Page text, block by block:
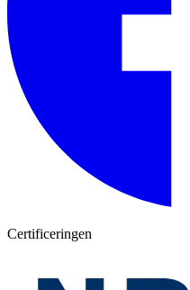
Certificeringen